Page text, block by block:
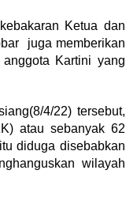
Ketua dan
juga memberikan
Kartini yang
4/22) tersebut,
atau sebanyak 62
diduga disebabkan
wilayah